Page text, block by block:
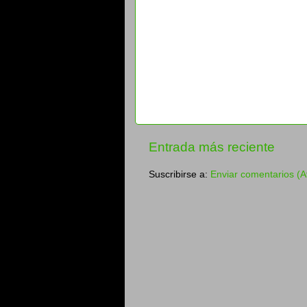
Entrada más reciente
Suscribirse a: Enviar comentarios